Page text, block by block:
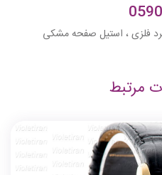
فلزی ، استیل صفحه مشکی
مرتبط